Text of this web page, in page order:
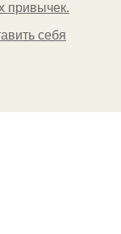
привычек.
себя